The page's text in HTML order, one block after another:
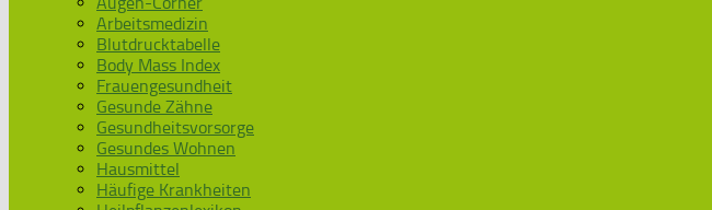
Arbeitsmedizin
Blutdrucktabelle
Body Mass Index
Frauengesundheit
Gesunde Zähne
Gesundheitsvorsorge
Gesundes Wohnen
Hausmittel
Häufige Krankheiten